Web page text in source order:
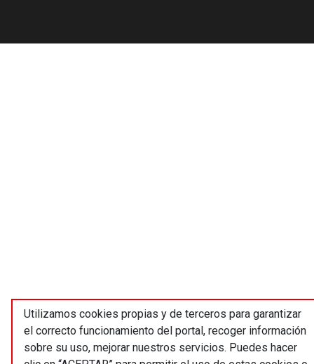
Utilizamos cookies propias y de terceros para garantizar
el correcto funcionamiento del portal, recoger información
sobre su uso, mejorar nuestros servicios. Puedes hacer